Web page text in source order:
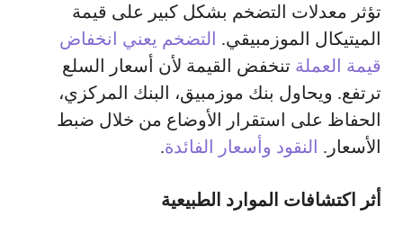
تؤثر معدلات التضخم بشكل كبير على قيمة
الميتيكال الموزمبيقي. التضخم يعني انخفاض
قيمة العملة تنخفض القيمة لأن أسعار السلع
ترتفع. ويحاول بنك موزمبيق، البنك المركزي،
الحفاظ على استقرار الأوضاع من خلال ضبط
الأسعار. النقود وأسعار الفائدة.
أثر اكتشافات الموارد الطبيعية